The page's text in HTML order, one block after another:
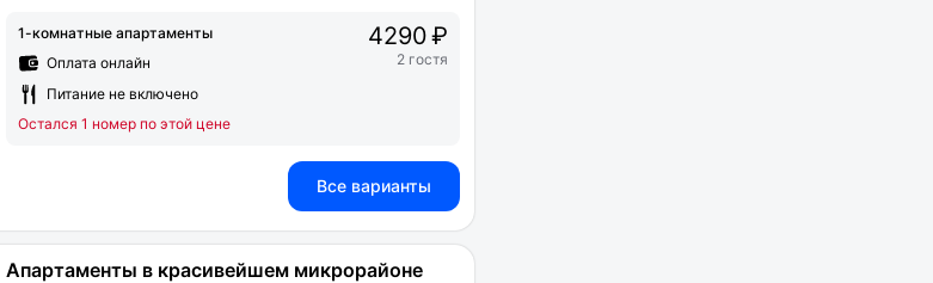
1-комнатные апартаменты
Оплата онлайн
Питание не включено
Остался 1 номер по этой цене
4290 ₽
2 гостя
Все варианты
Апартаменты в красивейшем микрорайоне